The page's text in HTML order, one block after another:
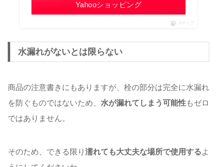
Yahooショッピング
ポチップ
水漏れがないとは限らない
商品の注意書きにもありますが、栓の部分は完全に水漏れ
を防ぐものではないため、 水が漏れてしまう可能性もゼロ
ではありません。
そのため、できる限り 濡れても大丈夫な場所で使用するよ